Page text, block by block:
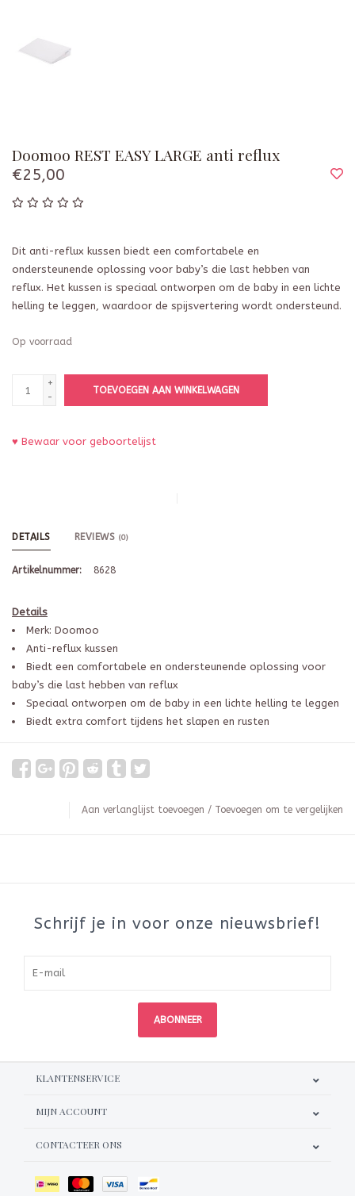
Doomoo REST EASY LARGE anti reflux
€25,00
Dit anti-reflux kussen biedt een comfortabele en
ondersteunende oplossing voor baby’s die last hebben van
reflux. Het kussen is speciaal ontworpen om de baby in een lichte
helling te leggen, waardoor de spijsvertering wordt ondersteund.
Op voorraad
+
-
TOEVOEGEN AAN WINKELWAGEN
♥ Bewaar voor geboortelijst
DETAILS REVIEWS (0)
Artikelnummer: 8628
Details
Merk: Doomoo
Anti-reflux kussen
Biedt een comfortabele en ondersteunende oplossing voor
baby’s die last hebben van reflux
Speciaal ontworpen om de baby in een lichte helling te leggen
Biedt extra comfort tijdens het slapen en rusten
Aan verlanglijst toevoegen / Toevoegen om te vergelijken
Schrijf je in voor onze nieuwsbrief!
ABONNEER
KLANTENSERVICE
MIJN ACCOUNT
CONTACTEER ONS